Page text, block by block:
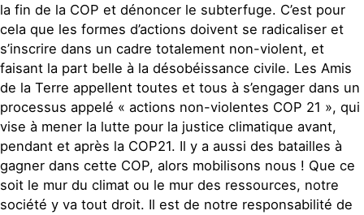
la fin de la COP et dénoncer le subterfuge. C’est pour
cela que les formes d’actions doivent se radicaliser et
s’inscrire dans un cadre totalement non-violent, et
faisant la part belle à la désobéissance civile. Les Amis
de la Terre appellent toutes et tous à s’engager dans un
processus appelé « actions non-violentes COP 21 », qui
vise à mener la lutte pour la justice climatique avant,
pendant et après la COP21. Il y a aussi des batailles à
gagner dans cette COP, alors mobilisons nous ! Que ce
soit le mur du climat ou le mur des ressources, notre
société y va tout droit. Il est de notre responsabilité de